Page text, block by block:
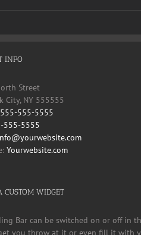
INFO
Street
City, NY 555555
555-555-5555
555-5555
Yourwebsite.com
CUSTOM WIDGET
Bar can be switched on or off in
you throw at it or even fill it with